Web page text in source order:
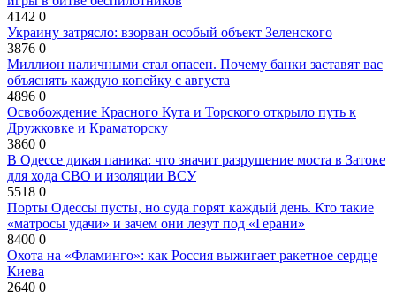
4142 0
Украину затрясло: взорван особый объект Зеленского
3876 0
Миллион наличными стал опасен. Почему банки заставят вас
объяснять каждую копейку с августа
4896 0
Освобождение Красного Кута и Торского открыло путь к
Дружковке и Краматорску
3860 0
В Одессе дикая паника: что значит разрушение моста в Затоке
для хода СВО и изоляции ВСУ
5518 0
Порты Одессы пусты, но суда горят каждый день. Кто такие
«матросы удачи» и зачем они лезут под «Герани»
8400 0
Охота на «Фламинго»: как Россия выжигает ракетное сердце
Киева
2640 0